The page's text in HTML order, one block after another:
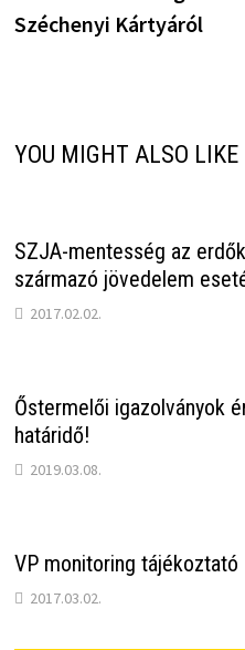
Széchenyi Kártyáról
YOU MIGHT ALSO LIKE
SZJA-mentesség az
származó jövedelem
2017.02.02.
Őstermelői igazolványok
határidő!
2019.03.08.
VP monitoring tájékoztató
2017.03.02.